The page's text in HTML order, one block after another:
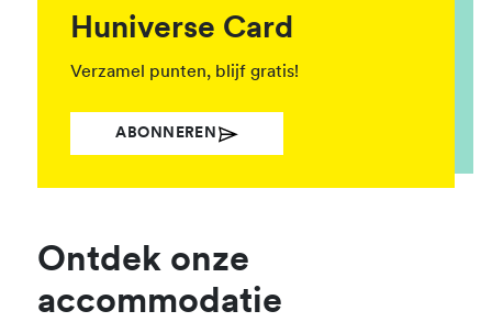
Huniverse Card
Verzamel punten, blijf gratis!
ABONNEREN
Ontdek onze
accommodatie